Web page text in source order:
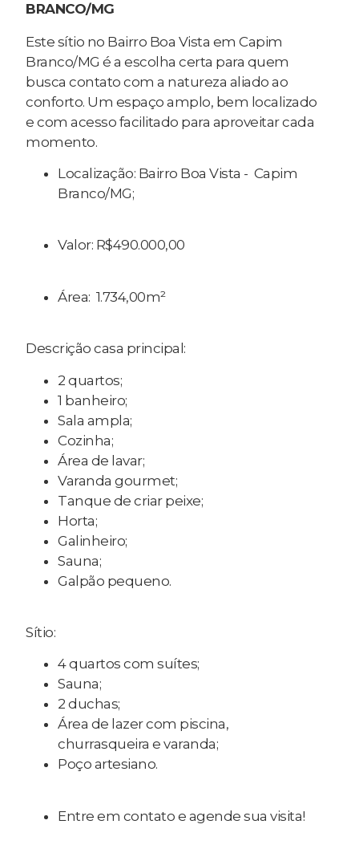
BRANCO/MG
Este sítio no Bairro Boa Vista em Capim
Branco/MG é a escolha certa para quem
busca contato com a natureza aliado ao
conforto. Um espaço amplo, bem localizado
e com acesso facilitado para aproveitar cada
momento.
Localização: Bairro Boa Vista - Capim
Branco/MG;
Valor: R$490.000,00
Área: 1.734,00m²
Descrição casa principal:
2 quartos;
1 banheiro;
Sala ampla;
Cozinha;
Área de lavar;
Varanda gourmet;
Tanque de criar peixe;
Horta;
Galinheiro;
Sauna;
Galpão pequeno.
Sítio:
4 quartos com suítes;
Sauna;
2 duchas;
Área de lazer com piscina,
churrasqueira e varanda;
Poço artesiano.
Entre em contato e agende sua visita!